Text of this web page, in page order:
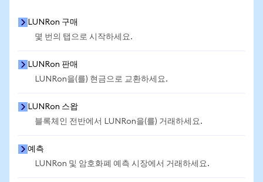
LUNRon 구매
몇 번의 탭으로 시작하세요.
LUNRon 판매
LUNRon을(를) 현금으로 교환하세요.
LUNRon 스왑
블록체인 전반에서 LUNRon을(를) 거래하세요.
예측
LUNRon 및 암호화폐 예측 시장에서 거래하세요.